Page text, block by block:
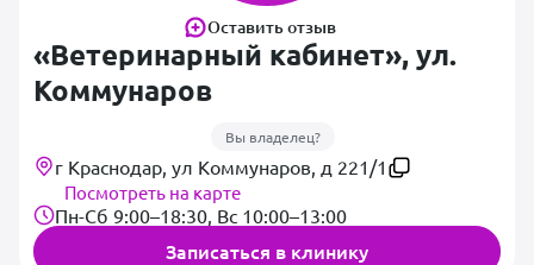
Оставить отзыв
«Ветеринарный кабинет», ул.
Коммунаров
Вы владелец?
г Краснодар, ул Коммунаров, д 221/1
Посмотреть на карте
Пн-Сб 9:00–18:30, Вс 10:00–13:00
Записаться в клинику